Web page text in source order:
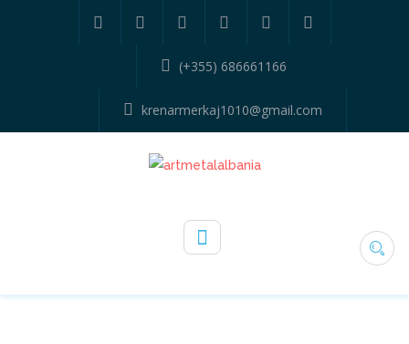
(+355) 686661166
krenarmerkaj1010@gmail.com